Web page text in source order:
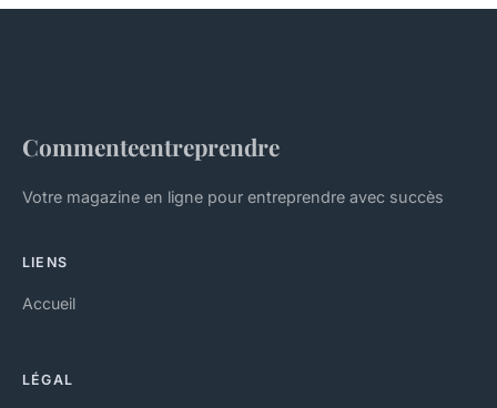
Commenteentreprendre
Votre magazine en ligne pour entreprendre avec succès
LIENS
Accueil
LÉGAL